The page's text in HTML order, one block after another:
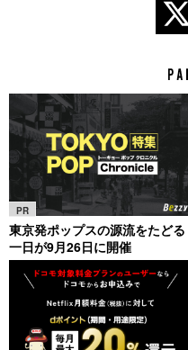
PR
東京発ポップスの源流をたどる
一日が9月26日に開催